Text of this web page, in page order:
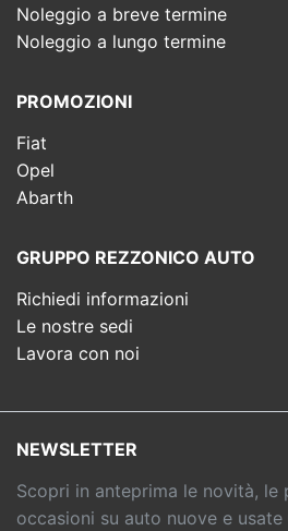
Noleggio a breve termine
Noleggio a lungo termine
PROMOZIONI
Fiat
Opel
Abarth
GRUPPO REZZONICO AUTO
Richiedi informazioni
Le nostre sedi
Lavora con noi
NEWSLETTER
Scopri in anteprima le novità, le
occasioni su auto nuove e usate